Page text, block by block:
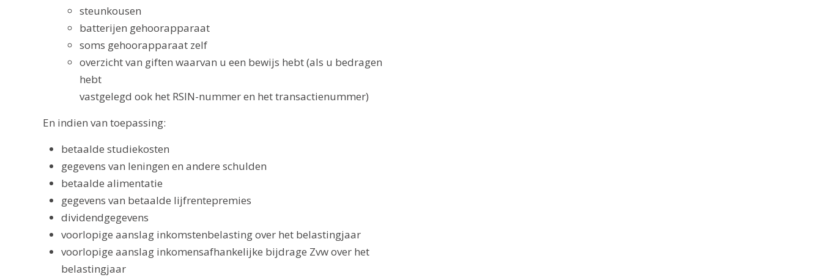
steunkousen
batterijen gehoorapparaat
soms gehoorapparaat zelf
overzicht van giften waarvan u een bewijs hebt (als u bedragen
hebt
vastgelegd ook het RSIN-nummer en het transactienummer)
En indien van toepassing:
betaalde studiekosten
gegevens van leningen en andere schulden
betaalde alimentatie
gegevens van betaalde lijfrentepremies
dividendgegevens
voorlopige aanslag inkomstenbelasting over het belastingjaar
voorlopige aanslag inkomensafhankelijke bijdrage Zvw over het
belastingjaar